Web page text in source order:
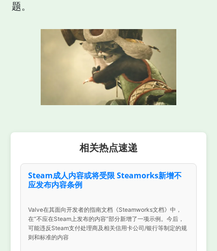
题。
相关热点速递
Steam成人内容或将受限 Steamorks新增不
应发布内容条例
Valve在其面向开发者的指南文档《Steamworks文档》中，
在“不应在Steam上发布的内容”部分新增了一项示例。今后，
可能违反Steam支付处理商及相关信用卡公司/银行等制定的规
则和标准的内容